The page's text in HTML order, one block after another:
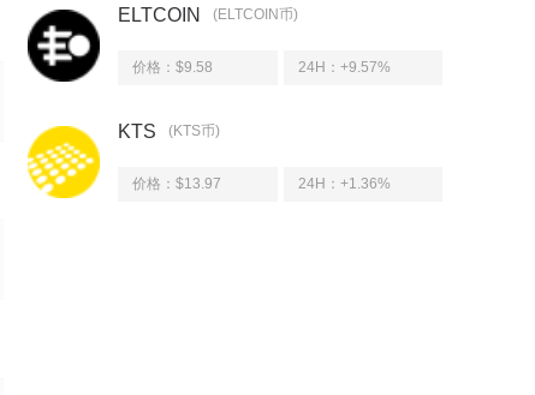
ELTCOIN (ELTCOIN币)
价格：$9.58 24H： +9.57%
KTS (KTS币)
价格：$13.97 24H： +1.36%